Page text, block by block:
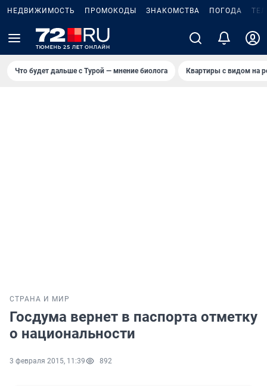
НЕДВИЖИМОСТЬ ПРОМОКОДЫ ЗНАКОМСТВА ПОГОДА
Что будет дальше с Турой — мнение биолога Квартиры с видом на
СТРАНА И МИР
Госдума вернет в паспорта отметку
о национальности
3 февраля 2015, 11:39 892